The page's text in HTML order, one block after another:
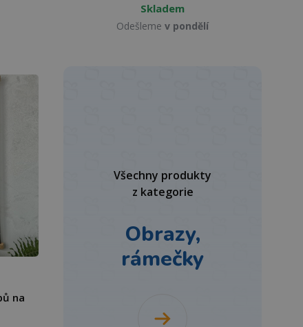
Skladem
Odešleme v pondělí
na
Všechny produkty
z kategorie
Obrazy,
rámečky